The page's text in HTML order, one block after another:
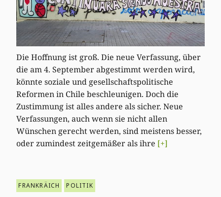
Die Hoffnung ist groß. Die neue Verfassung, über
die am 4. September abgestimmt werden wird,
könnte soziale und gesellschaftspolitische
Reformen in Chile beschleunigen. Doch die
Zustimmung ist alles andere als sicher. Neue
Verfassungen, auch wenn sie nicht allen
Wünschen gerecht werden, sind meistens besser,
oder zumindest zeitgemäßer als ihre [+]
FRANKRÄICH POLITIK